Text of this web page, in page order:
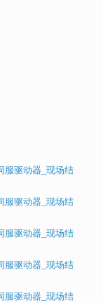
服驱动器_现场结
服驱动器_现场结
服驱动器_现场结
服驱动器_现场结
服驱动器_现场结